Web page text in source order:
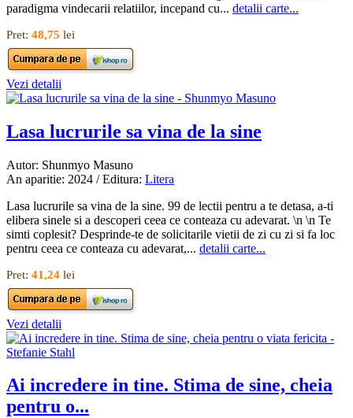
paradigma vindecarii relatiilor, incepand cu... detalii carte...
Pret: 48,75 lei
Vezi detalii
Lasa lucrurile sa vina de la sine
Autor: Shunmyo Masuno
An aparitie: 2024 / Editura: Litera
Lasa lucrurile sa vina de la sine. 99 de lectii pentru a te detasa, a-ti
elibera sinele si a descoperi ceea ce conteaza cu adevarat. \n \n Te
simti coplesit? Desprinde-te de solicitarile vietii de zi cu zi si fa loc
pentru ceea ce conteaza cu adevarat,... detalii carte...
Pret: 41,24 lei
Vezi detalii
Ai incredere in tine. Stima de sine, cheia
pentru o...